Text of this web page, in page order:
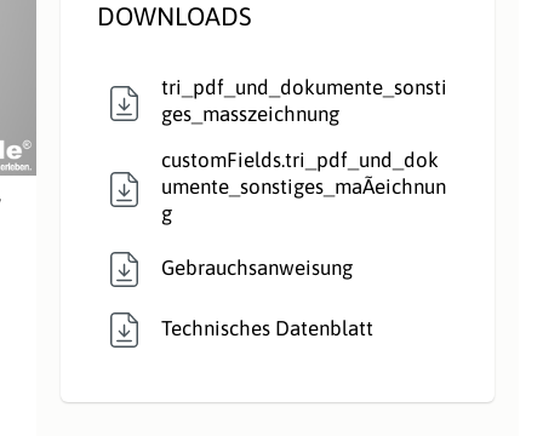
DOWNLOADS
tri_pdf_und_dokumente_sonsti
ges_masszeichnung
customFields.tri_pdf_und_dok
umente_sonstiges_maÃeichnun
g
Gebrauchsanweisung
Technisches Datenblatt